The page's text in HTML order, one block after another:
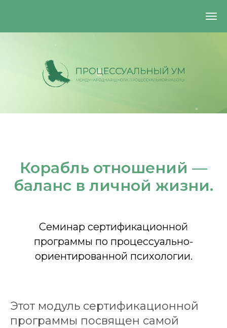
Корабль отношений —
баланс в личной жизни.
Cеминар сертификационной
программы по процессуально-
ориентированной психологии.
Этот модуль сертификационной
программы посвящен самой